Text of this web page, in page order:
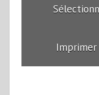
Imprimer